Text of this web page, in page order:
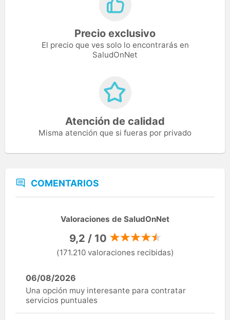
Precio exclusivo
El precio que ves solo lo encontrarás en
SaludOnNet
Atención de calidad
Misma atención que si fueras por privado
COMENTARIOS
Valoraciones de SaludOnNet
9,2 / 10
(171.210 valoraciones recibidas)
06/08/2026
Una opción muy interesante para contratar
servicios puntuales